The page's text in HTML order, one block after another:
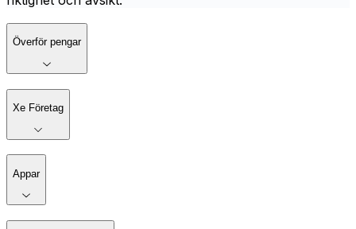
Överför pengar
Xe Företag
Appar